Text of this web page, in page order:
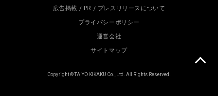
広告掲載 / PR / プレスリリースについて
プライバシーポリシー
運営会社
サイトマップ
Copyright © TAIYO KIKAKU Co., Ltd. All Rights Reserved.